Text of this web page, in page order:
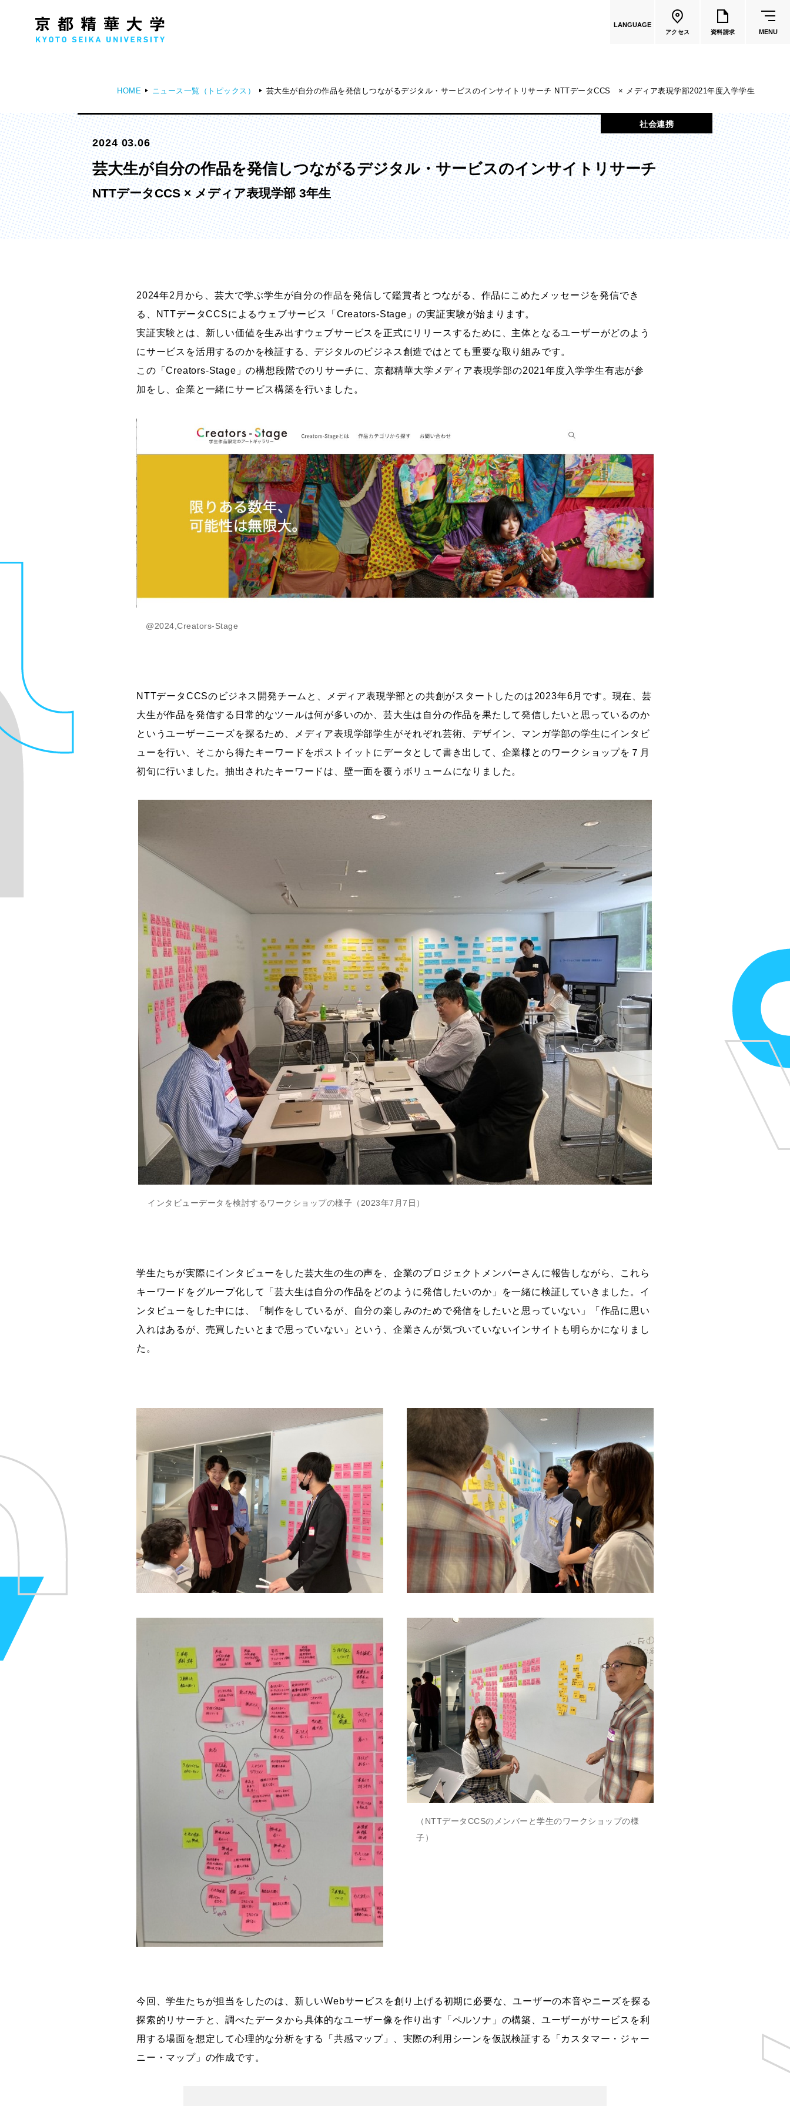
LANGUAGE
アクセス 資料請求 MENU
人文学部
歴史コース
文学コース
社会コース
国際文化コース
国際日本学コース
メディア表現学部
メディア表現学科
芸術学部
造形学科
デジタルクリエイションコース
イラスト学科
プロダクトデザイン学科
新世代マンガコース
キャラクターデザインコース
アニメーションコース
デザイン研究科
マンガ研究科
人文学研究科
共通教育
教員一覧
国際文化学部
（2026年度募集停止）
カートゥーンコース
（仮称・構想中／2028年
HOME ニュース一覧（トピックス） 芸大生が自分の作品を発信しつながるデジタル・サービスのインサイトリサーチ NTTデータCCS × メディア表現学部2021年度入学学生
社会連携
2024 03.06
芸大生が自分の作品を発信しつながるデジタル・サービスのインサイトリサーチ
NTTデータCCS × メディア表現学部 3年生
2024年2月から、芸大で学ぶ学生が自分の作品を発信して鑑賞者とつながる、作品にこめたメッセージを発信でき
る、NTTデータCCSによるウェブサービス「Creators-Stage」の実証実験が始まります。
実証実験とは、新しい価値を生み出すウェブサービスを正式にリリースするために、主体となるユーザーがどのよう
にサービスを活用するのかを検証する、デジタルのビジネス創造ではとても重要な取り組みです。
この「Creators-Stage」の構想段階でのリサーチに、京都精華大学メディア表現学部の2021年度入学学生有志が参
加をし、企業と一緒にサービス構築を行いました。
@2024,Creators-Stage
NTTデータCCSのビジネス開発チームと、メディア表現学部との共創がスタートしたのは2023年6月です。現在、芸
大生が作品を発信する日常的なツールは何が多いのか、芸大生は自分の作品を果たして発信したいと思っているのか
というユーザーニーズを探るため、メディア表現学部学生がそれぞれ芸術、デザイン、マンガ学部の学生にインタビ
ューを行い、そこから得たキーワードをポストイットにデータとして書き出して、企業様とのワークショップを７月
初旬に行いました。抽出されたキーワードは、壁一面を覆うボリュームになりました。
インタビューデータを検討するワークショップの様子（2023年7月7日）
学生たちが実際にインタビューをした芸大生の生の声を、企業のプロジェクトメンバーさんに報告しながら、これら
キーワードをグループ化して「芸大生は自分の作品をどのように発信したいのか」を一緒に検証していきました。イ
ンタビューをした中には、「制作をしているが、自分の楽しみのためで発信をしたいと思っていない」「作品に思い
入れはあるが、売買したいとまで思っていない」という、企業さんが気づいていないインサイトも明らかになりまし
た。
（NTTデータCCSのメンバーと学生のワークショップの様
子）
今回、学生たちが担当をしたのは、新しいWebサービスを創り上げる初期に必要な、ユーザーの本音やニーズを探る
探索的リサーチと、調べたデータから具体的なユーザー像を作り出す「ペルソナ」の構築、ユーザーがサービスを利
用する場面を想定して心理的な分析をする「共感マップ」、実際の利用シーンを仮説検証する「カスタマー・ジャー
ニー・マップ」の作成です。